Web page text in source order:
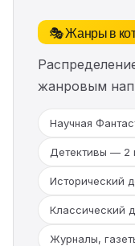
🎭 Жанры в
жанровым
Научная
Детективы — 2
Исторический
Классический
Журналы,